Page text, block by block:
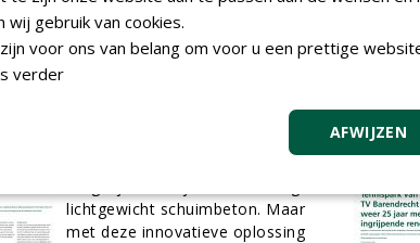
lichtgewicht schuimbeton. Maar
met deze innovatieve oplossing
wij gebruik van cookies.
voor ons van belang om voor u een prettige
verder
AFWIJZEN